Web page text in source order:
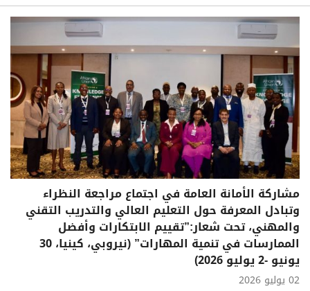
مشاركة الأمانة العامة في اجتماع مراجعة النظراء
وتبادل المعرفة حول التعليم العالي والتدريب التقني
والمهني، تحت شعار:”تقييم الابتكارات وأفضل
الممارسات في تنمية المهارات” (نيروبي، كينيا، 30
يونيو -2 يوليو 2026)
02 يوليو 2026